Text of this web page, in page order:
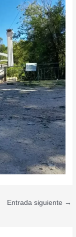
Entrada siguiente →